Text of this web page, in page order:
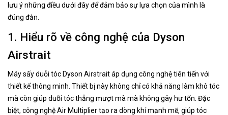
lưu ý những điều dưới đây để đảm bảo sự lựa chọn của mình là
đúng đắn.
1. Hiểu rõ về công nghệ của Dyson
Airstrait
Máy sấy duỗi tóc Dyson Airstrait áp dụng công nghệ tiên tiến với
thiết kế thông minh. Thiết bị này không chỉ có khả năng làm khô tóc
mà còn giúp duỗi tóc thẳng mượt mà mà không gây hư tổn. Đặc
biệt, công nghệ Air Multiplier tạo ra dòng khí mạnh mẽ, giúp tóc